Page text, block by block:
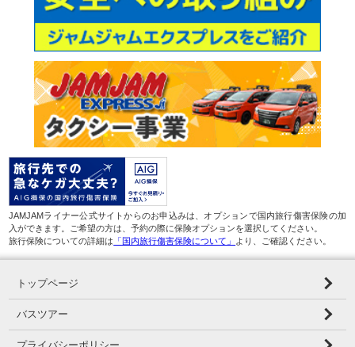
JAMJAMライナー公式サイトからのお申込みは、オプションで国内旅行傷害保険の加
入ができます。ご希望の方は、予約の際に保険オプションを選択してください。
旅行保険についての詳細は 「国内旅行傷害保険について」 より、ご確認ください。
トップページ
バスツアー